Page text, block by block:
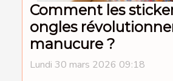
Comment les
ongles
manucure ?
Lundi 30 mars 2026 09:18